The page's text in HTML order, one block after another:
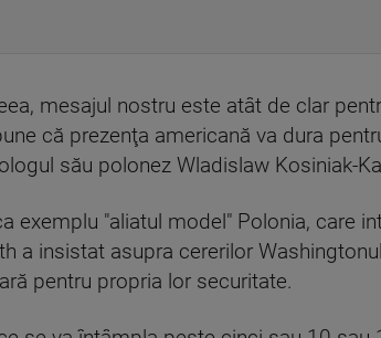
mesajul nostru este atât de clar
că prezenţa americană va dura
său polonez Wladislaw Kosiniak-
exemplu "aliatul model" Polonia, care
a insistat asupra cererilor
pentru propria lor securitate.